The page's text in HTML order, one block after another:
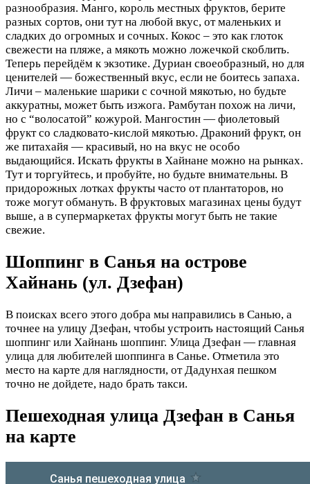
разнообразия. Манго, король местных фруктов, берите
разных сортов, они тут на любой вкус, от маленьких и
сладких до огромных и сочных. Кокос – это как глоток
свежести на пляже, а мякоть можно ложечкой скоблить.
Теперь перейдём к экзотике. Дуриан своеобразный, но для
ценителей — божественный вкус, если не боитесь запаха.
Личи – маленькие шарики с сочной мякотью, но будьте
аккуратны, может быть изжога. Рамбутан похож на личи,
но с “волосатой” кожурой. Мангостин — фиолетовый
фрукт со сладковато-кислой мякотью. Драконий фрукт, он
же питахайя — красивый, но на вкус не особо
выдающийся. Искать фрукты в Хайнане можно на рынках.
Тут и торгуйтесь, и пробуйте, но будьте внимательны. В
придорожных лотках фрукты часто от плантаторов, но
тоже могут обмануть. В фруктовых магазинах цены будут
выше, а в супермаркетах фрукты могут быть не такие
свежие.
Шоппинг в Санья на острове
Хайнань (ул. Дзефан)
В поисках всего этого добра мы направились в Санью, а
точнее на улицу Дзефан, чтобы устроить настоящий Санья
шоппинг или Хайнань шоппинг. Улица Дзефан — главная
улица для любителей шоппинга в Санье. Отметила это
место на карте для наглядности, от Дадунхая пешком
точно не дойдете, надо брать такси.
Пешеходная улица Дзефан в Санья
на карте